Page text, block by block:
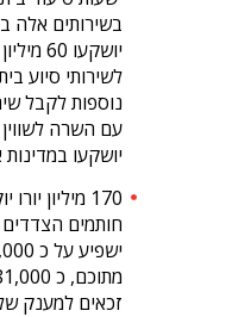
בשירותים אלה
לשירותי סיוע
נוספות לקבל
יושקעו
170 מיליון
חותמים
זכאים למענק של 1,200 יורו לשנת